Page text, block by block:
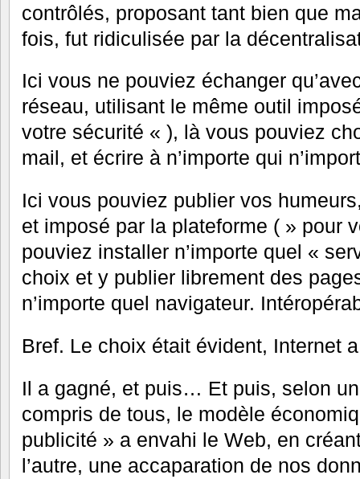
contrôlés, proposant tant bien que
fois, fut ridiculisée par la
Ici vous ne pouviez échanger
réseau, utilisant le même outil
votre sécurité « ), là vous pouviez
mail, et écrire à n’importe qui
Ici vous pouviez publier vos
et imposé par la plateforme ( » pour
pouviez installer n’importe quel «
choix et y publier librement des
n’importe quel navigateur.
Bref. Le choix était évident, Internet
Il a gagné, et puis… Et puis, selon
compris de tous, le modèle
publicité » a envahi le Web, en
l’autre, une accaparation de nos